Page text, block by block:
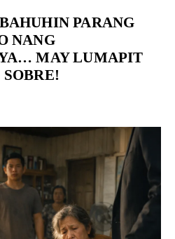
PARANG
NANG
MAY LUMAPIT